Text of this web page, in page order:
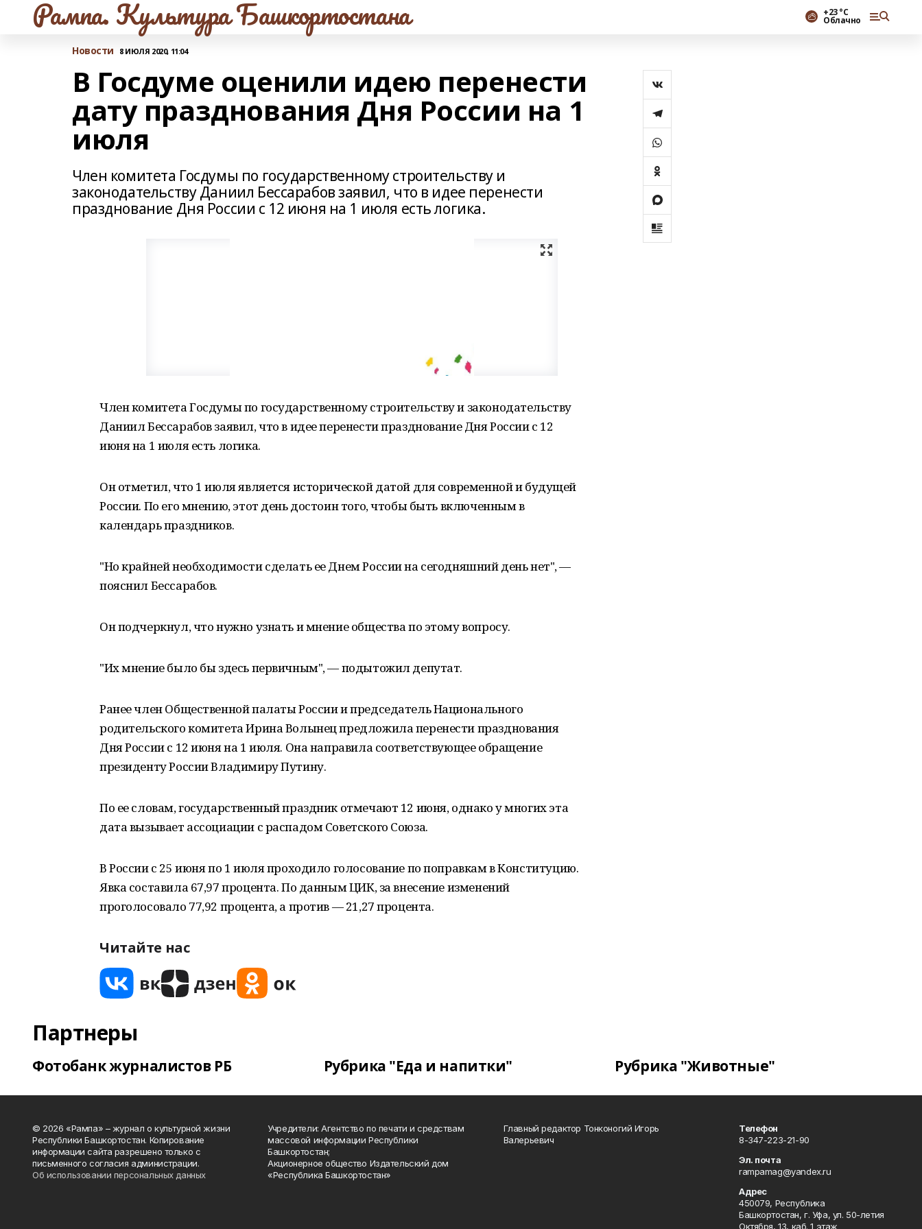
Рампа. Культура Башкортостана +23 °С
Облачно
Новости 8 ИЮЛЯ 2020, 11:04
В Госдуме оценили идею перенести
дату празднования Дня России на 1
июля
Член комитета Госдумы по государственному строительству и
законодательству Даниил Бессарабов заявил, что в идее перенести
празднование Дня России с 12 июня на 1 июля есть логика.
Член комитета Госдумы по государственному строительству и законодательству
Даниил Бессарабов заявил, что в идее перенести празднование Дня России с 12
июня на 1 июля есть логика.
Он отметил, что 1 июля является исторической датой для современной и будущей
России. По его мнению, этот день достоин того, чтобы быть включенным в
календарь праздников.
"Но крайней необходимости сделать ее Днем России на сегодняшний день нет", —
пояснил Бессарабов.
Он подчеркнул, что нужно узнать и мнение общества по этому вопросу.
"Их мнение было бы здесь первичным", — подытожил депутат.
Ранее член Общественной палаты России и председатель Национального
родительского комитета Ирина Волынец предложила перенести празднования
Дня России с 12 июня на 1 июля. Она направила соответствующее обращение
президенту России Владимиру Путину.
По ее словам, государственный праздник отмечают 12 июня, однако у многих эта
дата вызывает ассоциации с распадом Советского Союза.
В России с 25 июня по 1 июля проходило голосование по поправкам в Конституцию.
Явка составила 67,97 процента. По данным ЦИК, за внесение изменений
проголосовало 77,92 процента, а против — 21,27 процента.
Читайте нас
Партнеры
Фотобанк журналистов РБ Рубрика "Еда и напитки" Рубрика "Животные"
© 2026 «Рампа» – журнал о культурной жизни
Республики Башкортостан. Копирование
информации сайта разрешено только с
письменного согласия администрации.
Об использовании персональных данных
Учредители: Агентство по печати и средствам
массовой информации Республики
Башкортостан;
Акционерное общество Издательский дом
«Республика Башкортостан»
Главный редактор Тонконогий Игорь
Валерьевич
Телефон
8-347-223-21-90
Эл. почта
rampamag@yandex.ru
Адрес
450079, Республика
Башкортостан, г. Уфа, ул. 50-летия
Октября, 13, каб. 1 этаж